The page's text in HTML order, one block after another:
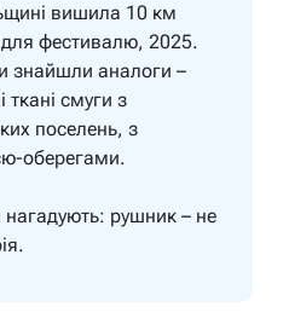
вишила 10 км
для фестивалю, 2025.
знайшли аналоги –
ткані смуги з
поселень, з
оберегами.
рушник – не